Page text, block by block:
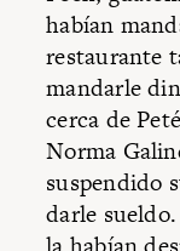
habían
restaurante
mandarle
cerca de
Norma
suspendido
darle